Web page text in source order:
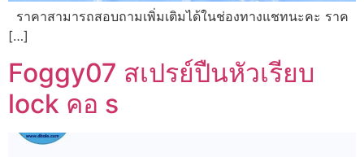
ราคาสามารถสอบถามเพิ่มเติมได้ในช่องทางแชทนะคะ ราค
[…]
Foggy07 สเปรย์ปืนหัวเรียบ
lock คอ s